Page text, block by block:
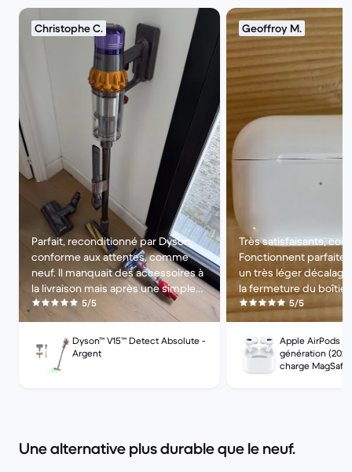
Christophe C.
Parfait, reconditionné par Dyson,
conforme aux attentes, comme
neuf. Il manquait des accessoires à
la livraison mais après une simple
demande ils m'ont été envoyés par
Dyson. Merci à l'efficacité du
service client backmarket
5/5
Dyson™ V15™ Detect Absolute -
Argent
Geoffroy M.
Très satisfaisants,
Fonctionnent
un très léger
la fermeture du boîtier,
qu’ils soient
suppose, mais c’est
seul petit point et
l’utilisation ni le
semble d’ailleurs
écoute, appels perso)
5/5
Apple AirPods
génération
charge MagSafe
Une alternative plus durable que le neuf.